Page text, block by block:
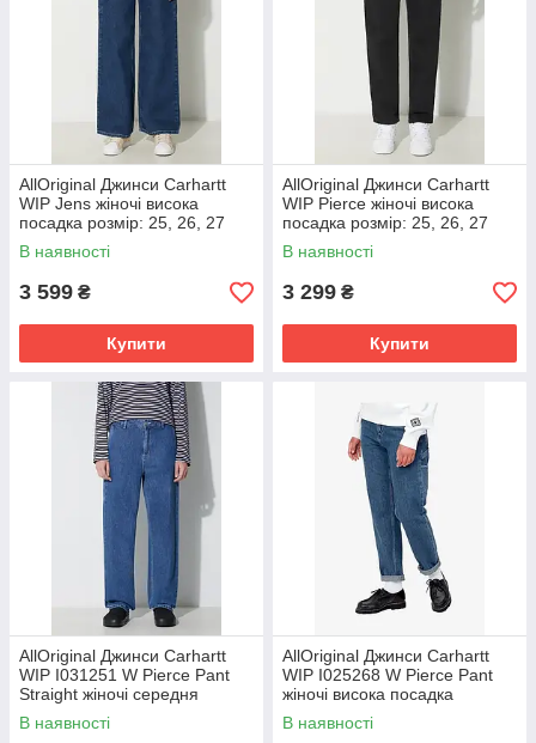
AllOriginal Джинси Carhartt
WIP Jens жіночі висока
посадка розмір: 25, 26, 27
В наявності
3 599 ₴
Купити
AllOriginal Джинси Carhartt
WIP Pierce жіночі висока
посадка розмір: 25, 26, 27
В наявності
3 299 ₴
Купити
AllOriginal Джинси Carhartt
WIP I031251 W Pierce Pant
Straight жіночі середня
посадка I031251-
BLUESTOWAS
В наявності
AllOriginal Джинси Carhartt
WIP I025268 W Pierce Pant
жіночі висока посадка
I025268-BLUESTONE розмір:
25, 26,
В наявності